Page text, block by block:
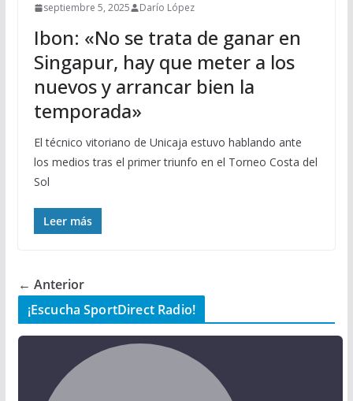
septiembre 5, 2025 Darío López
Ibon: «No se trata de ganar en
Singapur, hay que meter a los
nuevos y arrancar bien la
temporada»
El técnico vitoriano de Unicaja estuvo hablando ante
los medios tras el primer triunfo en el Torneo Costa del
Sol
Leer más
← Anterior
¡Escucha SportDirect Radio!